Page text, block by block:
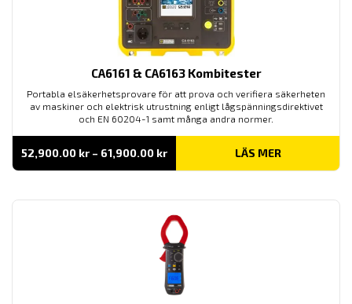
CA6161 & CA6163 Kombitester
Portabla elsäkerhetsprovare för att prova och verifiera säkerheten
av maskiner och elektrisk utrustning enligt lågspänningsdirektivet
och EN 60204-1 samt många andra normer.
52,900.00 kr – 61,900.00 krPrisintervall:
till
LÄS MER